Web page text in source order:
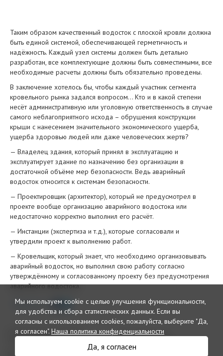
Таким образом качественный водосток с плоской кровли должна
быть единой системой, обеспечивающей герметичность и
надёжность. Каждый узел системы должен быть детально
разработан, все комплектующие должны быть совместимыми, все
необходимые расчеты должны быть обязательно проведены.
В заключение хотелось бы, чтобы каждый участник сегмента
кровельного рынка задался вопросом… Кто и в какой степени
несёт административную или уголовную ответственность в случае
самого неблагоприятного исхода – обрушения конструкции
крыши с нанесением значительного экономического ущерба,
ущерба здоровью людей или даже человеческих жертв?
— Владелец здания, который принял в эксплуатацию и
эксплуатирует здание по назначению без организации в
достаточной объёме мер безопасности. Ведь аварийный
водосток относится к системам безопасности.
— Проектировщик (архитектор), который не предусмотрел в
проекте вообще организацию аварийного водостока или
недостаточно корректно выполнил его расчёт.
— Инстанции (экспертиза и т.д.), которые согласовали и
утвердили проект к выполнению работ.
— Кровельщик, который знает, что необходимо организовывать
аварийный водосток, но выполнил свою работу согласно
утверждённому и согласованному проекту без предусмотрения
аварийного водостока.
Поделиться
Мы используем cookie с целью улучшения функциональности,
для удобства и сбора статистических данных. Если вы
согласны с использованием cookies, пожалуйста, выберите "Да,
я согласен". Наша политика конфиденциальности
Да, я согласен
© 2026 Интернет издание и
дайджест «Кровли»
Рекламный отдел
reclama@krovlirussia.ru